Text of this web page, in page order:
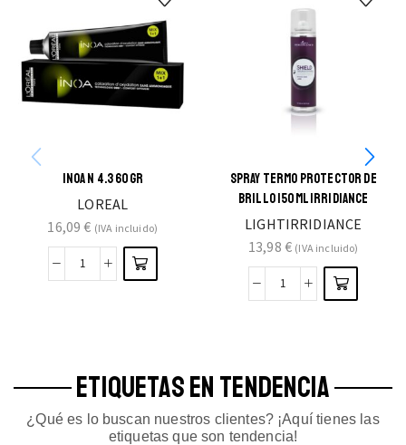
INOA N 4.3 60GR
LOREAL
16,09€ (IVA incluido)
SPRAY TERMO PROTECTOR DE
BRILLO 150ML IRRIDIANCE
LIGHTIRRIDIANCE
13,98 € (IVA incluido)
ETIQUETAS EN TENDENCIA
¿Qué es lo buscan nuestros clientes? ¡Aquí tienes las
etiquetas que son tendencia!